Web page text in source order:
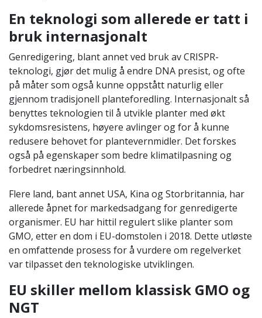
En teknologi som allerede er tatt i
bruk internasjonalt
Genredigering, blant annet ved bruk av CRISPR-
teknologi, gjør det mulig å endre DNA presist, og ofte
på måter som også kunne oppstått naturlig eller
gjennom tradisjonell planteforedling. Internasjonalt så
benyttes teknologien til å utvikle planter med økt
sykdomsresistens, høyere avlinger og for å kunne
redusere behovet for plantevernmidler. Det forskes
også på egenskaper som bedre klimatilpasning og
forbedret næringsinnhold.
Flere land, bant annet USA, Kina og Storbritannia, har
allerede åpnet for markedsadgang for genredigerte
organismer. EU har hittil regulert slike planter som
GMO, etter en dom i EU-domstolen i 2018. Dette utløste
en omfattende prosess for å vurdere om regelverket
var tilpasset den teknologiske utviklingen.
EU skiller mellom klassisk GMO og
NGT